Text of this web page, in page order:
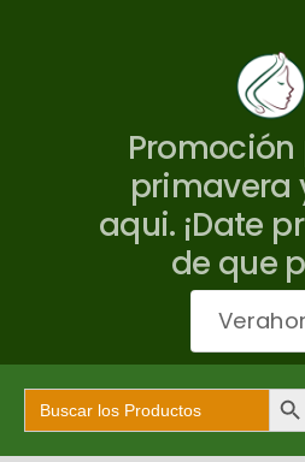
primavera
aqui. ¡Date
de que
Buscar: